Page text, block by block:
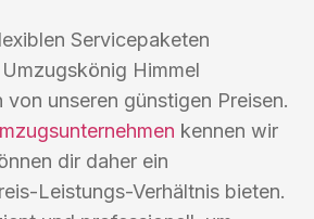
Servicepaketen
Himmel
unseren günstigen Preisen.
kennen wir
dir daher ein
Leistungs-Verhältnis bieten.